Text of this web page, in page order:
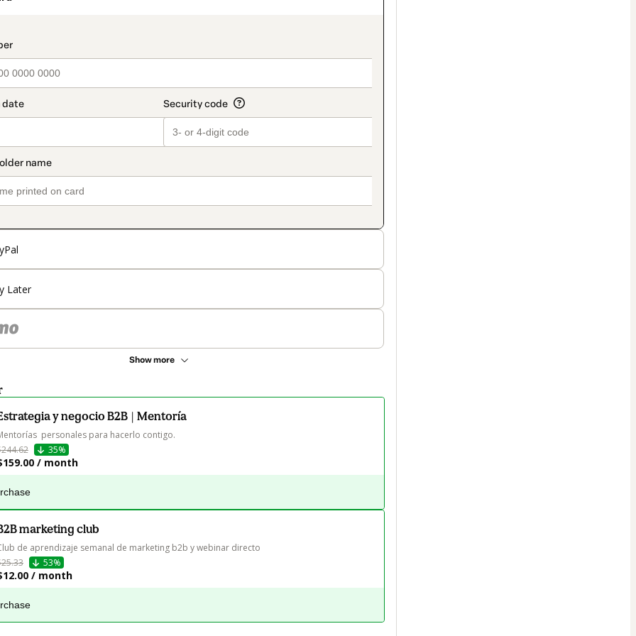
Later
Show more
y negocio B2B | Mentoría
personales para hacerlo contigo.
35%
/ month
marketing club
de aprendizaje semanal de marketing b2b y webinar directo
53%
/ month